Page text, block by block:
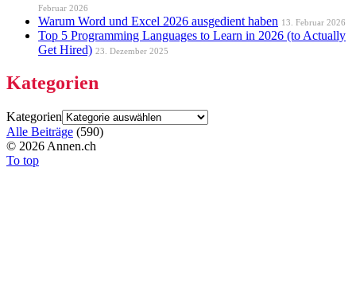
Februar 2026
Warum Word und Excel 2026 ausgedient haben 13. Februar 2026
Top 5 Programming Languages to Learn in 2026 (to Actually
Get Hired) 23. Dezember 2025
Kategorien
Kategorien
Alle Beiträge (590)
© 2026 Annen.ch
To top